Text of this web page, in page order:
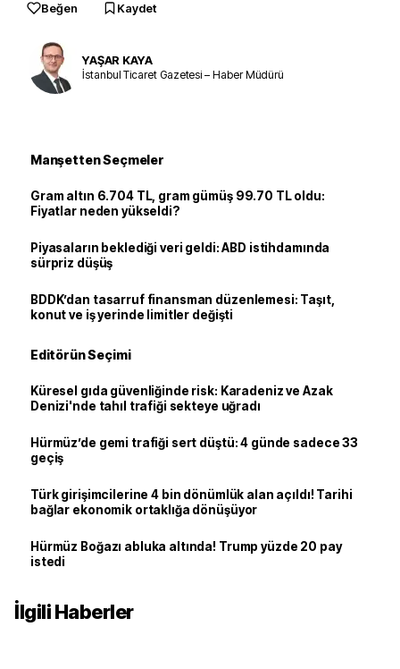
Beğen Kaydet
YAŞAR KAYA
İstanbul Ticaret Gazetesi – Haber Müdürü
Manşetten Seçmeler
Gram altın 6.704 TL, gram gümüş 99.70 TL oldu:
Fiyatlar neden yükseldi?
Piyasaların beklediği veri geldi: ABD istihdamında
sürpriz düşüş
BDDK’dan tasarruf finansman düzenlemesi: Taşıt,
konut ve iş yerinde limitler değişti
Editörün Seçimi
Küresel gıda güvenliğinde risk: Karadeniz ve Azak
Denizi'nde tahıl trafiği sekteye uğradı
Hürmüz’de gemi trafiği sert düştü: 4 günde sadece 33
geçiş
Türk girişimcilerine 4 bin dönümlük alan açıldı! Tarihi
bağlar ekonomik ortaklığa dönüşüyor
Hürmüz Boğazı abluka altında! Trump yüzde 20 pay
istedi
İlgili Haberler